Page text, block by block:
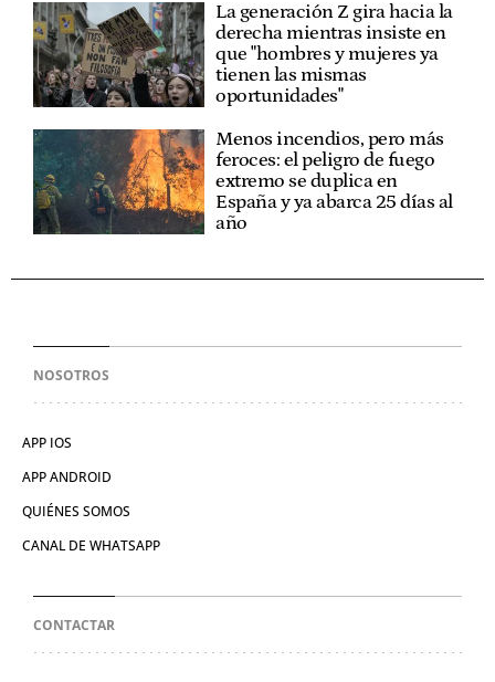
La generación Z gira hacia la
derecha mientras insiste en
que "hombres y mujeres ya
tienen las mismas
oportunidades"
Menos incendios, pero más
feroces: el peligro de fuego
extremo se duplica en
España y ya abarca 25 días al
año
NOSOTROS
APP IOS
APP ANDROID
QUIÉNES SOMOS
CANAL DE WHATSAPP
CONTACTAR